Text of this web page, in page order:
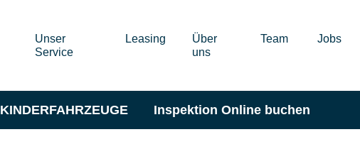
Unser
Service
Leasing
Über
uns
Team Jobs
KINDERFAHRZEUGE Inspektion Online buchen